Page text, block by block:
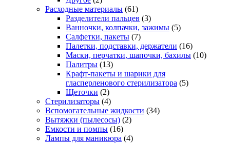
Расходные материалы (61)
Разделители пальцев (3)
Ванночки, колпачки, зажимы (5)
Салфетки, пакеты (7)
Палетки, подставки, держатели (16)
Маски, перчатки, шапочки, бахилы (10)
Палитры (13)
Крафт-пакеты и шарики для
гласперленового стерилизатора (5)
Щеточки (2)
Стерилизаторы (4)
Вспомогательные жидкости (34)
Вытяжки (пылесосы) (2)
Емкости и помпы (16)
Лампы для маникюра (4)